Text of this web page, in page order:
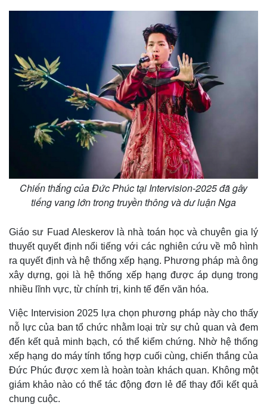
Kinh tế
Bất động sản
Khởi nghiệp
Thị trường
Giá vàng
Tiêu dùng
Tỷ giá
Chứng khoán
Giá cà phê
Chiến thắng của Đức Phúc tại Intervision-2025 đã gây
tiếng vang lớn trong truyền thông và dư luận Nga
Giáo sư Fuad Aleskerov là nhà toán học và chuyên gia lý
thuyết quyết định nổi tiếng với các nghiên cứu về mô hình
ra quyết định và hệ thống xếp hạng. Phương pháp mà ông
xây dựng, gọi là hệ thống xếp hạng được áp dụng trong
nhiều lĩnh vực, từ chính trị, kinh tế đến văn hóa.
Việc Intervision 2025 lựa chọn phương pháp này cho thấy
nỗ lực của ban tổ chức nhằm loại trừ sự chủ quan và đem
đến kết quả minh bạch, có thể kiểm chứng. Nhờ hệ thống
xếp hạng do máy tính tổng hợp cuối cùng, chiến thắng của
Đức Phúc được xem là hoàn toàn khách quan. Không một
giám khảo nào có thể tác động đơn lẻ để thay đổi kết quả
chung cuộc.